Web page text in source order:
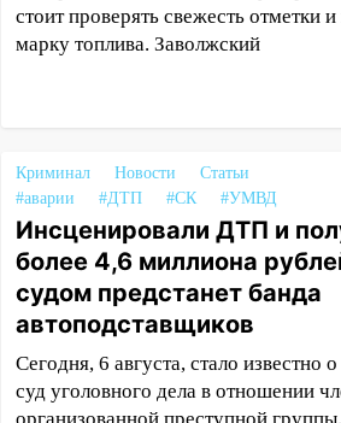
стоит проверять свежесть отметки
марку топлива. Заволжский
Криминал Новости
Статьи
#аварии
#ДТП #СК #УМВД
Инсценировали ДТП и
более 4,6 миллиона
судом предстанет банда
автоподставщиков
Сегодня, 6 августа, стало известно
суд уголовного дела в отношении